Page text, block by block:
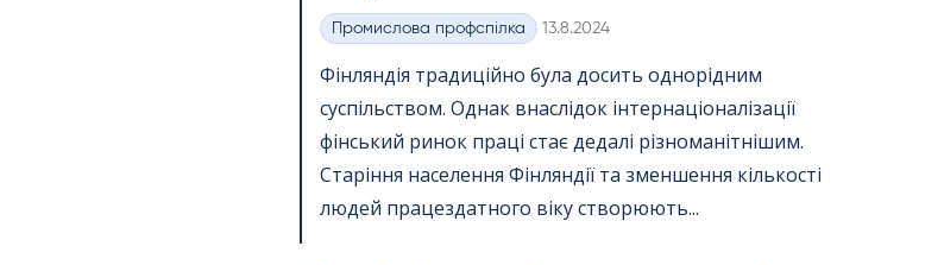
Категорії
Промислова профспілка Kirjoitettu
13.8.2024
Фінляндія традиційно була досить однорідним
суспільством. Однак внаслідок інтернаціоналізації
фінський ринок праці стає дедалі різноманітнішим.
Старіння населення Фінляндії та зменшення кількості
людей працездатного віку створюють...